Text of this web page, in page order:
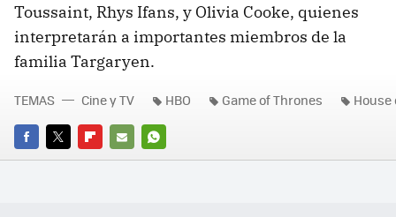
Toussaint, Rhys Ifans, y Olivia Cooke, quienes
interpretarán a importantes miembros de la
familia Targaryen.
FACEBOOK
TWITTERFLIPBOARD
E-
WHATSAPP
TEMAS Cine y TV HBO Game of Thrones House